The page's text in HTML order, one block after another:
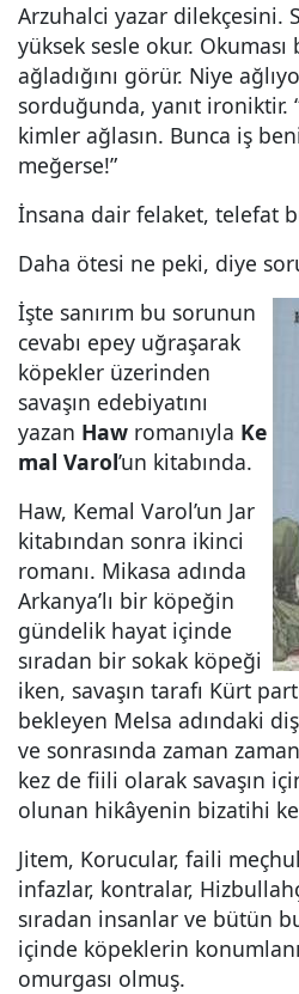
Arzuhalci yazar dilekçesini.
yüksek sesle okur.
ağladığını görür. Niye
sorduğunda, yanıt ironiktir.
kimler ağlasın. Bunca iş
meğerse!”
İnsana dair felaket, telefat
Daha ötesi ne peki, diye
İşte sanırım bu sorunun
cevabı epey uğraşarak
köpekler üzerinden
savaşın edebiyatını
yazan Haw romanıyla Ke
mal Varol’un kitabında.
Haw, Kemal Varol’un Jar
kitabından sonra ikinci
romanı. Mikasa adında
Arkanya’lı bir köpeğin
gündelik hayat içinde
sıradan bir sokak köpeği
iken, savaşın tarafı Kürt
bekleyen Melsa adındaki
ve sonrasında zaman
kez de fiili olarak savaşın
olunan hikâyenin bizatihi
Jitem, Korucular, faili
infazlar, kontralar,
sıradan insanlar ve bütün
içinde köpeklerin
omurgası olmuş.